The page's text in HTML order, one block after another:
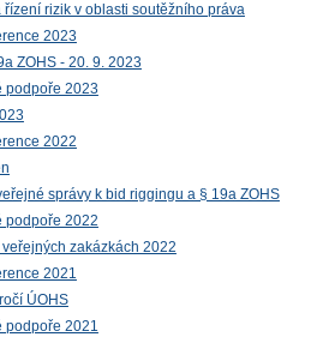
rizik v oblasti soutěžního práva
2023
ZOHS - 20. 9. 2023
podpoře 2023
2022
správy k bid riggingu a § 19a ZOHS
podpoře 2022
zakázkách 2022
2021
ÚOHS
podpoře 2021